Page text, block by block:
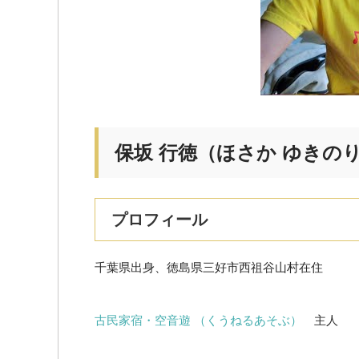
保坂 行徳（ほさか ゆきの
プロフィール
千葉県出身、徳島県三好市西祖谷山村在住
古民家宿・空音遊 （くうねるあそぶ） 主人